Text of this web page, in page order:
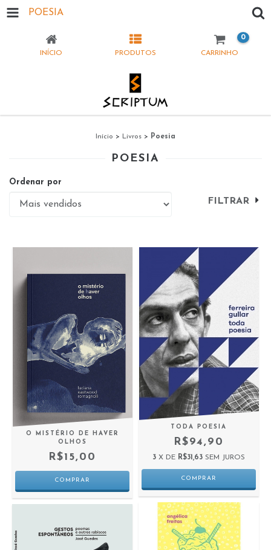
POESIA
INÍCIO PRODUTOS CARRINHO
0
Início > Livros > Poesia
POESIA
Ordenar por
FILTRAR
O MISTÉRIO DE HAVER
OLHOS
R$15,00
TODA POESIA
R$94,90
3 X DE R$31,63 SEM JUROS